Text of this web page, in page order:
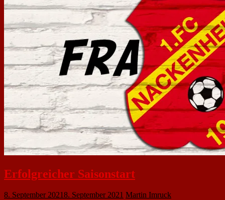
Erfolgreicher Saisonstart
8. September 20218. September 2021 Martin Imruck